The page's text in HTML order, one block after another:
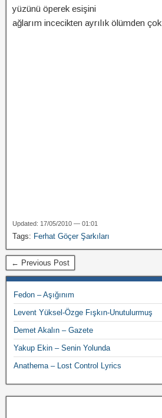
yüzünü öperek esişini
ağlarım incecikten ayrılık ölümden çok
Updated: 17/05/2010 — 01:01
Tags: Ferhat Göçer Şarkıları
← Previous Post
Fedon – Aşığınım
Levent Yüksel-Özge Fışkın-Unutulurmuş
Demet Akalın – Gazete
Yakup Ekin – Senin Yolunda
Anathema – Lost Control Lyrics